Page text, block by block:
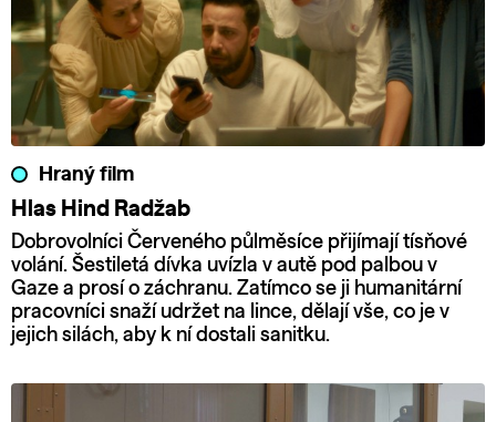
Hraný film
Hlas Hind Radžab
Dobrovolníci Červeného půlměsíce přijímají tísňové
volání. Šestiletá dívka uvízla v autě pod palbou v
Gaze a prosí o záchranu. Zatímco se ji humanitární
pracovníci snaží udržet na lince, dělají vše, co je v
jejich silách, aby k ní dostali sanitku.